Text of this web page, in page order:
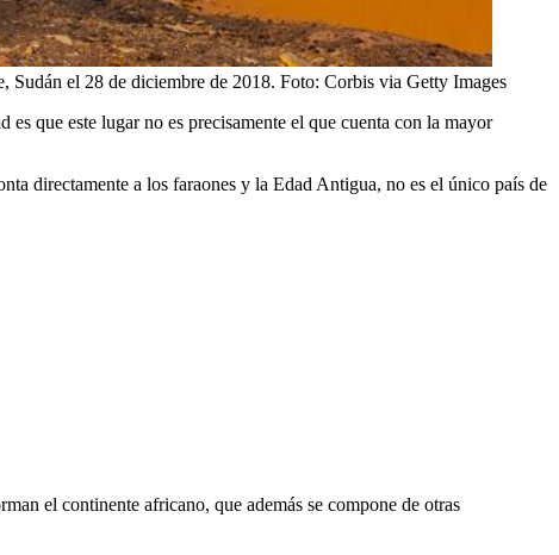
el 28 de diciembre de 2018. Foto: Corbis via Getty Images
que este lugar no es precisamente el que cuenta con la mayor
directamente a los faraones y la Edad Antigua, no es el único país de
el continente africano, que además se compone de otras